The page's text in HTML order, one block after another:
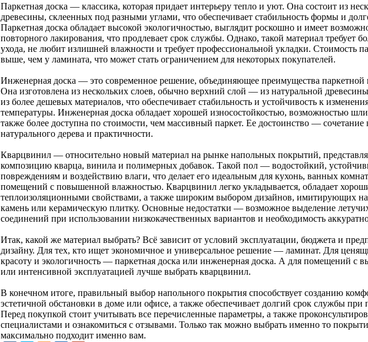
Паркетная доска — классика, которая придает интерьеру тепло и уют. Она состоит из
древесины, склеенных под разными углами, что обеспечивает стабильность формы и
Паркетная доска обладает высокой экологичностью, выглядит роскошно и имеет
повторного лакирования, что продлевает срок службы. Однако, такой материал требует
ухода, не любит излишней влажности и требует профессиональной укладки. Стоимость
выше, чем у ламината, что может стать ограничением для некоторых покупателей.
Инженерная доска — это современное решение, объединяющее преимущества паркетной
Она изготовлена из нескольких слоев, обычно верхний слой — из натуральной
из более дешевых материалов, что обеспечивает стабильность и устойчивость к
температуры. Инженерная доска обладает хорошей износостойкостью, возможностью
также более доступна по стоимости, чем массивный паркет. Ее достоинство — сочетание
натурального дерева и практичности.
Кварцвинил — относительно новый материал на рынке напольных покрытий,
композицию кварца, винила и полимерных добавок. Такой пол — водостойкий,
повреждениям и воздействию влаги, что делает его идеальным для кухонь, ванных
помещений с повышенной влажностью. Кварцвинил легко укладывается, обладает
теплоизоляционными свойствами, а также широким выбором дизайнов, имитирующих
камень или керамическую плитку. Основные недостатки — возможное выделение
соединений при использовании низкокачественных вариантов и необходимость
Итак, какой же материал выбрать? Всё зависит от условий эксплуатации, бюджета и
дизайну. Для тех, кто ищет экономичное и универсальное решение — ламинат. Для
красоту и экологичность — паркетная доска или инженерная доска. А для помещений с
или интенсивной эксплуатацией лучше выбрать кварцвинил.
В конечном итоге, правильный выбор напольного покрытия способствует созданию
эстетичной обстановки в доме или офисе, а также обеспечивает долгий срок службы при
Перед покупкой стоит учитывать все перечисленные параметры, а также
специалистами и ознакомиться с отзывами. Только так можно выбрать именно то
максимально подходит именно вам.